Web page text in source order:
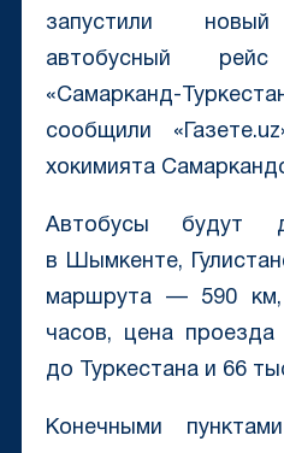
запустили
автобусный
«Самарканд-
сообщили
хокимията
Автобусы будут
в Шымкенте,
маршрута — 590
часов, цена
до Туркестана и 66
Конечными